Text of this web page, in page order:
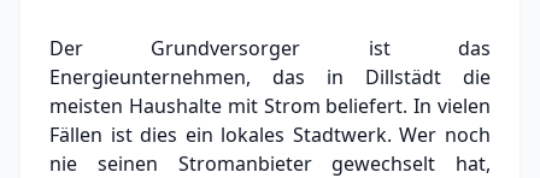
Der Grundversorger ist das
Energieunternehmen, das in Dillstädt die
meisten Haushalte mit Strom beliefert. In vielen
Fällen ist dies ein lokales Stadtwerk.Wer noch
nie seinen Stromanbieter gewechselt hat,